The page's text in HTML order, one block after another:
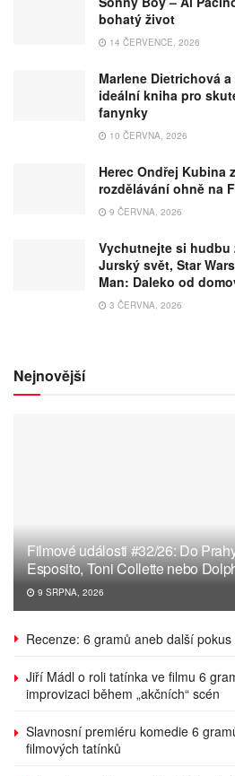
bohatý život
14 ČERVENCE, 2026
Marlene Dietrichová
ideální kniha pro
fanynky
10 ČERVNA, 2026
Herec Ondřej Kubina
rozdělávání ohně na
9 ČERVNA, 2026
Vychutnejte si hudbu
Jurský svět, Star
Man: Daleko od
3 ČERVNA, 2026
Nejnovější
Filmové události #32/26: Do
Esposito, Toni Collette nebo
9 SRPNA, 2026
Recenze: 6 gramů aneb další
Jiří Mádl o roli tatínka ve filmu 6
improvizaci během „akčních“ scén
Slavnosní premiéru komedie 6
filmových tatínků